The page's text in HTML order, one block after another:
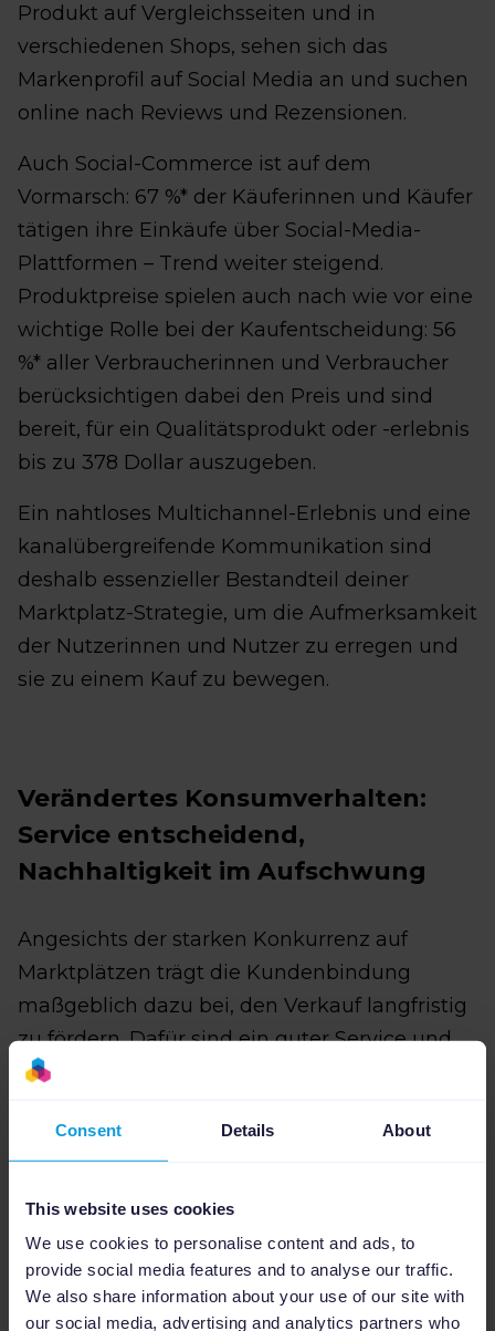
Consent Details About
This website uses cookies
We use cookies to personalise content and ads, to
provide social media features and to analyse our traffic.
We also share information about your use of our site with
our social media, advertising and analytics partners who
Produkt auf Vergleichsseiten und in
verschiedenen Shops, sehen sich das
Markenprofil auf Social Media an und suchen
online nach Reviews und Rezensionen.
Auch Social-Commerce ist auf dem
Vormarsch: 67 %* der Käuferinnen und Käufer
tätigen ihre Einkäufe über Social-Media-
Plattformen – Trend weiter steigend.
Produktpreise spielen auch nach wie vor eine
wichtige Rolle bei der Kaufentscheidung: 56
%* aller Verbraucherinnen und Verbraucher
berücksichtigen dabei den Preis und sind
bereit, für ein Qualitätsprodukt oder -erlebnis
bis zu 378 Dollar auszugeben.
Ein nahtloses Multichannel-Erlebnis und eine
kanalübergreifende Kommunikation sind
deshalb essenzieller Bestandteil deiner
Marktplatz-Strategie, um die Aufmerksamkeit
der Nutzerinnen und Nutzer zu erregen und
sie zu einem Kauf zu bewegen.
Verändertes Konsumverhalten:
Service entscheidend,
Nachhaltigkeit im Aufschwung
Angesichts der starken Konkurrenz auf
Marktplätzen trägt die Kundenbindung
maßgeblich dazu bei, den Verkauf langfristig
zu fördern. Dafür sind ein guter Service und
ein reibungsloser Retourenprozess
Ethik und Sinnhaftigkeit beeinflussen
der Verbraucherinnen und Verbraucher
geben an, ihre Gewohnheiten zugunsten von
Umweltbelangen anzupassen. Digitale
Produkte werden zunehmend bevorzugt und